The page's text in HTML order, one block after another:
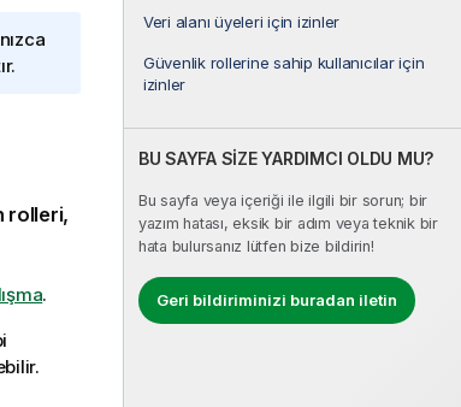
Veri alanı üyeleri için izinler
Güvenlik rollerine sahip kullanıcılar için
izinler
BU SAYFA SİZE YARDIMCI OLDU MU?
Bu sayfa veya içeriği ile ilgili bir sorun; bir
yazım hatası, eksik bir adım veya teknik bir
hata bulursanız lütfen bize bildirin!
Geri bildiriminizi buradan iletin
rolleri,
.